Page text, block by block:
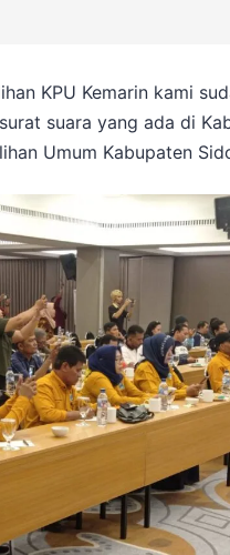
KPU Kemarin kami
suara yang ada di
Umum Kabupaten